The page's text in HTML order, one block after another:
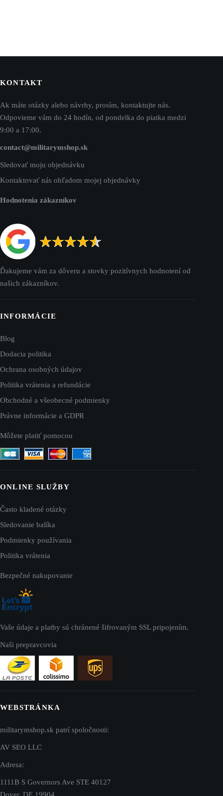
KONTAKT
Ak máte otázky alebo návrhy, prosím, kontaktujte nás.
Odpovieme vám do 24 hodín, od pondelka do piatka medzi
9:00 a 17:00.
contact@militarymshop.sk
Sledovať moju objednávku
Kontaktovať nás ohľadom mojej objednávky
Hodnotenia zákazníkov
Ďakujeme vám za dôveru a stovky pozitívnych hodnotení od
našich zákazníkov.
INFORMÁCIE
Blog
Dodacia politika
Ochrana osobných údajov
Politika vrátenia a refundácie
Obchodné a všeobecné podmienky
Právne informácie a GDPR
Môžete platiť pomocou
ONLINE SLUŽBY
Často kladené otázky
Sledovanie balíka
Podmienky používania
Politika vrátenia
Bezpečné nakupovanie
Vaše údaje a platby sú chránené šifrovaným SSL pripojením.
Naši prepravcovia
WEBSTRÁNKA
militarymshop.sk patrí spoločnosti:
AV SEO LLC
Adresa:
1111B S Governors Ave STE 40127
Dover, DE 19904